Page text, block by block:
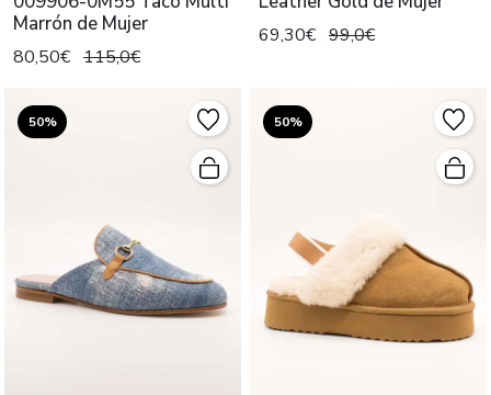
Marrón de Mujer
80,50€ 115,0€
69,30€ 99,0€
50% 50%